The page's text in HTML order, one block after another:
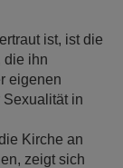
ist, ist die
die ihn
eigenen
in
Kirche an
zeigt sich